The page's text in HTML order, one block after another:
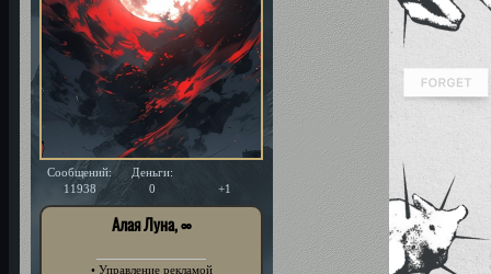
Сообщений:
11938
Деньги:
0
+1
Алая Луна, ∞
• Управление рекламой